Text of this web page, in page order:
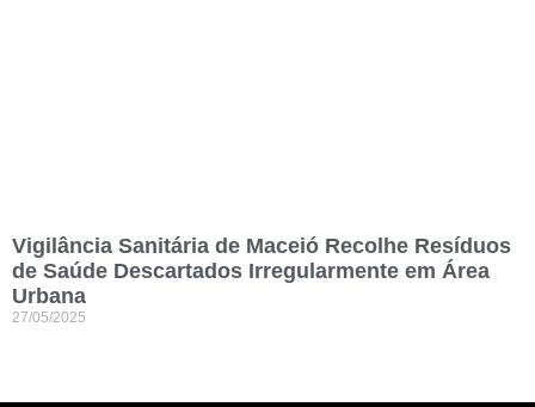
Vigilância Sanitária de Maceió Recolhe Resíduos
de Saúde Descartados Irregularmente em Área
Urbana
27/05/2025